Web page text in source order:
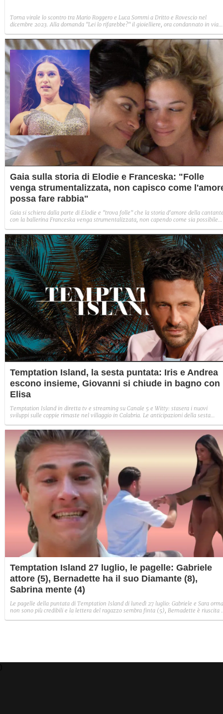
Torna virale lo scontro tra Mario Roggero e Luca Sommi a Dritto e Rovescio nel
dicembre 2023. Alla domanda "Lei lo rifarebbe?" il gioielliere, ora condannato in via
Gaia sulla storia di Elodie e Franceska: "Folle
venga strumentalizzata, non capisco come
possa fare rabbia"
Gaia si schiera dalla parte di Elodie e "trova folle" che la storia d'amore della
con la ballerina Franceska venga strumentalizzata, non capendo come sia possibile
Temptation Island, la sesta puntata: Iris e Andrea
escono insieme, Giovanni si chiude in bagno con
Elisa
Temptation Island in diretta tv e streaming su Canale 5 e Witty: stasera i nuovi
sviluppi sulle coppie rimaste nel villaggio in Calabria. Le anticipazioni della sesta
Sabrina rifiuta il falò con Giovanni e si avvicina a Lory.
Temptation Island 27 luglio, le pagelle: Gabriele
attore (5), Bernadette ha il suo Diamante (8),
Sabrina mente (4)
Le pagelle della puntata di Temptation Island di lunedì 27 luglio: Gabriele e Sara
non sono più credibili e la lettera del ragazzo sembra finta (5), Bernadette è riuscita